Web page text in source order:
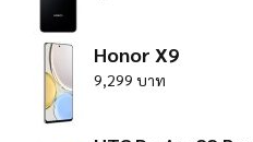
Honor X9
9,299 บาท